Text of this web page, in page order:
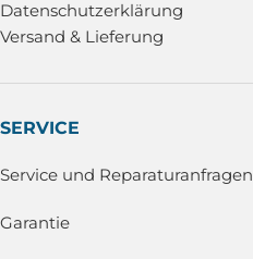
Datenschutzerklärung
Versand & Lieferung
SERVICE
Service und Reparaturanfragen
Garantie